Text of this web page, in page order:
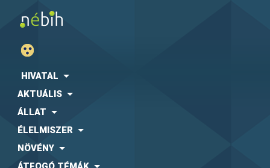
HIVATAL
AKTUÁLIS
ÁLLAT
ÉLELMISZER
NÖVÉNY